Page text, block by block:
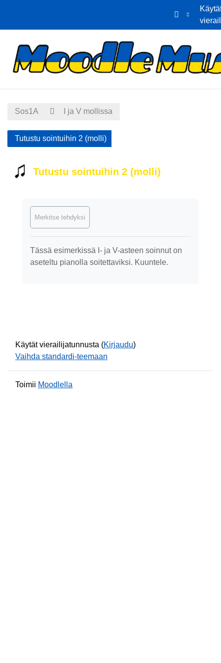
Etusivu Kalenteri
Sos1A I ja V mollissa
Tutustu sointuihin 2 (molli)
Tutustu sointuihin 2 (molli)
Merkitse tehdyksi
Tässä esimerkissä I- ja V-asteen soinnut on
aseteltu pianolla soitettaviksi. Kuuntele.
Käytät vierailijatunnusta (Kirjaudu)
Vaihda standardi-teemaan
Toimii Moodlella